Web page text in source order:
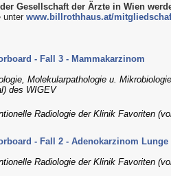
Gesellschaft der Ärzte in Wien
unterwww.billrothhaus.at/
- Fall 3 - Mammakarzinom
Molekularpathologie u.
des WIGEV
Radiologie der Klinik Favoriten
- Fall 2 - Adenokarzinom Lunge
Radiologie der Klinik Favoriten